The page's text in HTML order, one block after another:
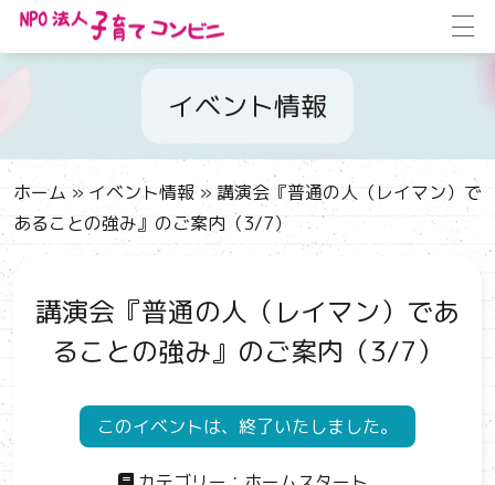
イベント情報
ホーム » イベント情報 » 講演会『普通の人（レイマン）で
あることの強み』のご案内（3/7）
講演会『普通の人（レイマン）であ
ることの強み』のご案内（3/7）
このイベントは、終了いたしました。